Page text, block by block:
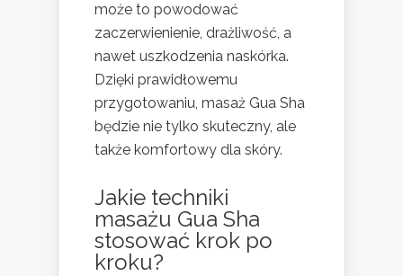
może to powodować
zaczerwienienie, drażliwość, a
nawet uszkodzenia naskórka.
Dzięki prawidłowemu
przygotowaniu, masaż Gua Sha
będzie nie tylko skuteczny, ale
także komfortowy dla skóry.
Jakie techniki
masażu Gua Sha
stosować krok po
kroku?